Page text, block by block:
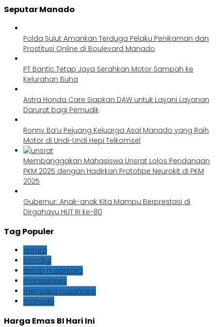
Seputar Manado
Polda Sulut Amankan Terduga Pelaku Penikaman dan
Prostitusi Online di Boulevard Manado
PT Bantic Tetap Jaya Serahkan Motor Sampah ke
Kelurahan Buha
Astra Honda Care Siapkan DAW untuk Layani Layanan
Darurat bagi Pemudik
Ronny Ba’u Pejuang Keluarga Asal Manado yang Raih
Motor di Undi-Undi Hepi Telkomsel
Membanggakan Mahasiswa Unsrat Lolos Pendanaan
PKM 2025 dengan Hadirkan Prototipe Neurokit di PKM
2025
Gubernur: Anak-anak Kita Mampu Berprestasi di
Dirgahayu HUT RI ke-80
Tag Populer
antara
komdigi
derap nusantara
manadones
menyapa nusantara
manado
Harga Emas BI Hari Ini